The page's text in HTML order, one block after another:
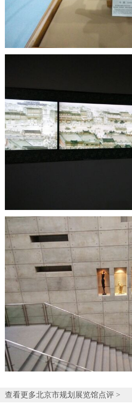
查看更多北京市规划展览馆点评 >